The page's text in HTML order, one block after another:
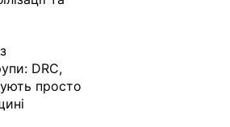
DRC,
просто